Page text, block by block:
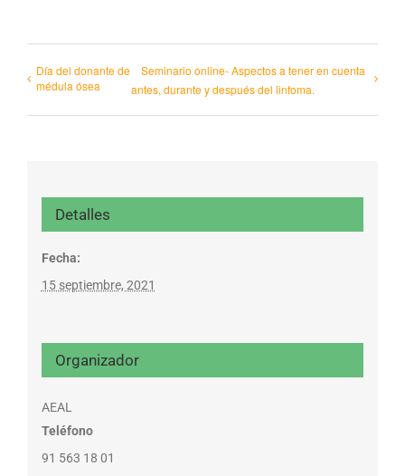
Día del donante de
médula ósea
Seminario online- Aspectos a tener en cuenta
antes, durante y después del linfoma.
Detalles
Fecha:
15 septiembre, 2021
Organizador
AEAL
Teléfono
91 563 18 01